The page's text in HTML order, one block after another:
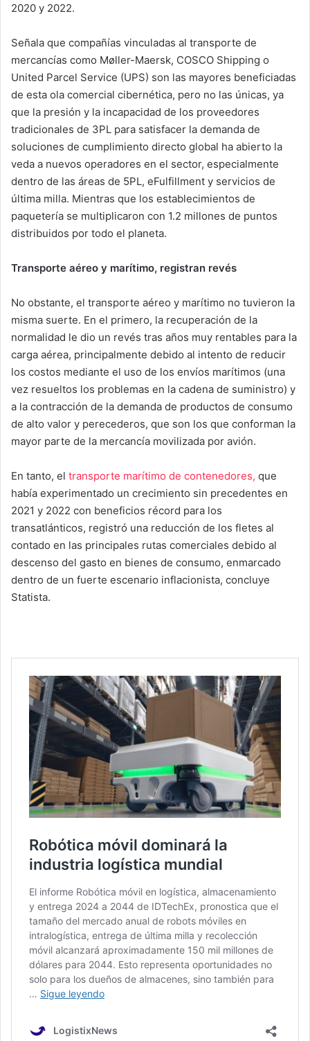
2020 y 2022.
Señala que compañías vinculadas al transporte de
mercancías como Møller-Maersk, COSCO Shipping o
United Parcel Service (UPS) son las mayores beneficiadas
de esta ola comercial cibernética, pero no las únicas, ya
que la presión y la incapacidad de los proveedores
tradicionales de 3PL para satisfacer la demanda de
soluciones de cumplimiento directo global ha abierto la
veda a nuevos operadores en el sector, especialmente
dentro de las áreas de 5PL, eFulfillment y servicios de
última milla. Mientras que los establecimientos de
paquetería se multiplicaron con 1.2 millones de puntos
distribuidos por todo el planeta.
Transporte aéreo y marítimo, registran revés
No obstante, el transporte aéreo y marítimo no tuvieron la
misma suerte. En el primero, la recuperación de la
normalidad le dio un revés tras años muy rentables para la
carga aérea, principalmente debido al intento de reducir
los costos mediante el uso de los envíos marítimos (una
vez resueltos los problemas en la cadena de suministro) y
a la contracción de la demanda de productos de consumo
de alto valor y perecederos, que son los que conforman la
mayor parte de la mercancía movilizada por avión.
En tanto, el transporte marítimo de contenedores, que
había experimentado un crecimiento sin precedentes en
2021 y 2022 con beneficios récord para los
transatlánticos, registró una reducción de los fletes al
contado en las principales rutas comerciales debido al
descenso del gasto en bienes de consumo, enmarcado
dentro de un fuerte escenario inflacionista, concluye
Statista.